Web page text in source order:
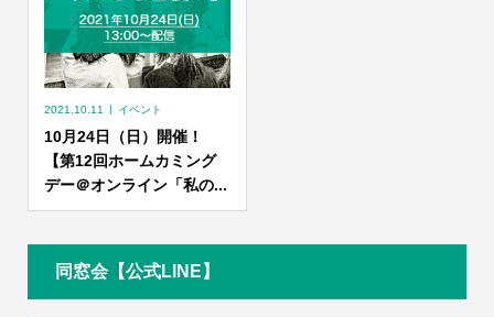
2021.10.11 イベント
10月24日（日）開催！
【第12回ホームカミング
デー＠オンライン「私の...
同窓会【公式LINE】